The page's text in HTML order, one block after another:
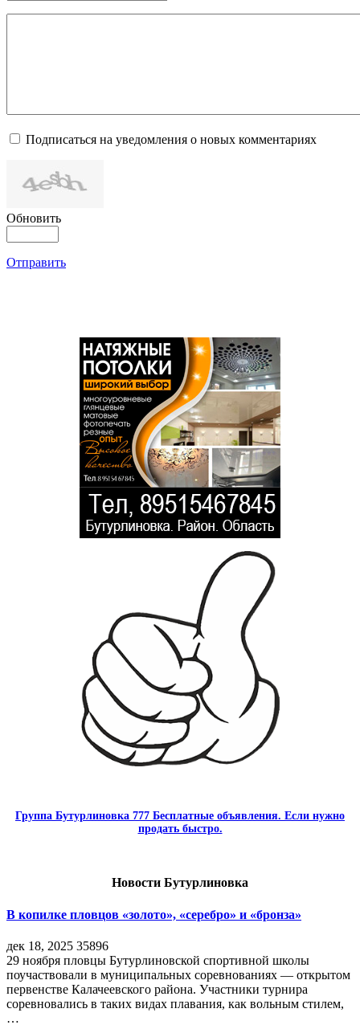
Подписаться на уведомления о новых комментариях
Обновить
Отправить
Группа Бутурлиновка 777 Бесплатные объявления. Если нужно
продать быстро.
Новости Бутурлиновка
В копилке пловцов «золото», «серебро» и «бронза»
дек 18, 2025 35896
29 ноября пловцы Бутурлиновской спортивной школы
поучаствовали в муниципальных соревнованиях — открытом
первенстве Калачеевского района. Участники турнира
соревновались в таких видах плавания, как вольным стилем,
…